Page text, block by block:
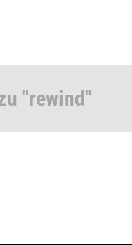
"rewind"